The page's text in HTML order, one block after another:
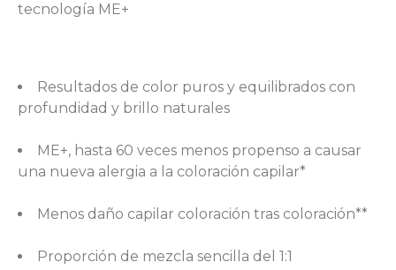
tecnología ME+
Resultados de color puros y equilibrados con
profundidad y brillo naturales
ME+, hasta 60 veces menos propenso a causar
una nueva alergia a la coloración capilar*
Menos daño capilar coloración tras coloración**
Proporción de mezcla sencilla del 1:1